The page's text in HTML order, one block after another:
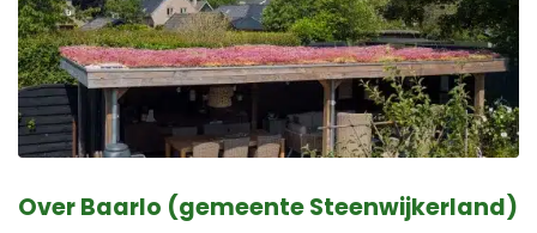
Over Baarlo (gemeente Steenwijkerland)